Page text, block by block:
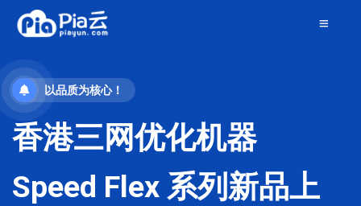
以品质为核心！
香港三网优化机器
Speed Flex 系列新品上